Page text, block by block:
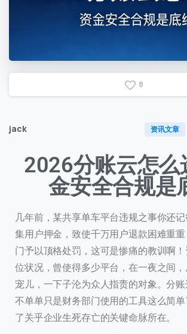
8
jack 资讯文章
2026分账云怎么
金安全合规是
几年前，某共享单车平台违规之事你还
集用户押金，致使千万用户退款困难重
门予以顶格处罚，这可是惨痛的教训啊
位状况，曾使得多少平台，在一夜之间
宠儿，一下子沦为众人指责的对象。分
不单单只是财务部门使用的工具这么简
了关乎企业生死存亡的关键命脉所在。